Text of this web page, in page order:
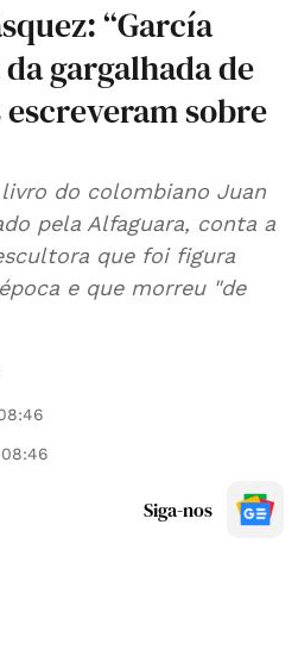
“García
gargalhada de
sobre
livro do colombiano Juan
pela Alfaguara, conta a
que foi figura
e que morreu "de
Siga-nos